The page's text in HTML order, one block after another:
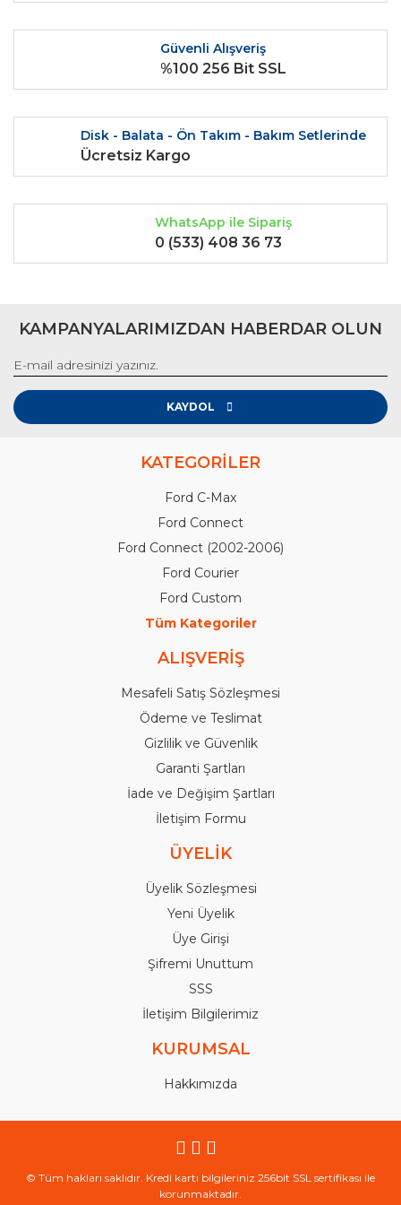
Ürün fiyatı diğer sitelerden daha pahalı.
Bu ürüne benzer farklı alternatifler olmalı.
Gönder
Güvenli Alışveriş
%100 256 Bit SSL
Disk - Balata - Ön Takım - Bakım Setlerinde
Ücretsiz Kargo
WhatsApp ile Sipariş
0 (533) 408 36 73
KAMPANYALARIMIZDAN HABERDAR OLUN
KAYDOL
KATEGORİLER
Ford C-Max
Ford Connect
Ford Connect (2002-2006)
Ford Courier
Ford Custom
Tüm Kategoriler
ALIŞVERİŞ
Mesafeli Satış Sözleşmesi
Ödeme ve Teslimat
Gizlilik ve Güvenlik
Garanti Şartları
İade ve Değişim Şartları
İletişim Formu
ÜYELİK
Üyelik Sözleşmesi
Yeni Üyelik
Üye Girişi
Şifremi Unuttum
SSS
İletişim Bilgilerimiz
KURUMSAL
Hakkımızda
© Tüm hakları saklıdır. Kredi kartı bilgileriniz 256bit SSL sertifikası ile
korunmaktadır.